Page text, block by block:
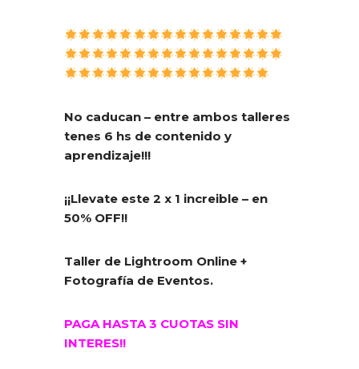
No caducan – entre ambos talleres
tenes 6 hs de contenido y
aprendizaje!!!
¡¡Llevate este 2 x 1 increible – en
50% OFF!!
Taller de Lightroom Online +
Fotografía de Eventos.
PAGA HASTA 3 CUOTAS SIN
INTERES!!